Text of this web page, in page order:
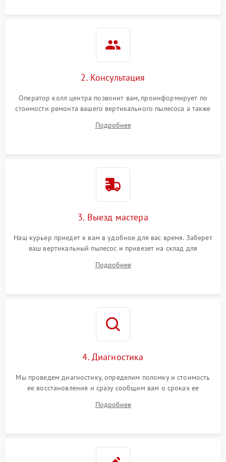
2. Консультация
Оператор колл центра позвонит вам, проинформирует по
стоимости ремонта вашего вертикального пылесоса а также
Подробнее
3. Выезд мастера
Наш курьер приедет к вам в удобное для вас время. Заберет
ваш вертикальный пылесос и привезет на склад для
Подробнее
4. Диагностика
Мы проведем диагностику, определим поломку и стоимость
ее восстановления и сразу сообщим вам о сроках ее
Подробнее